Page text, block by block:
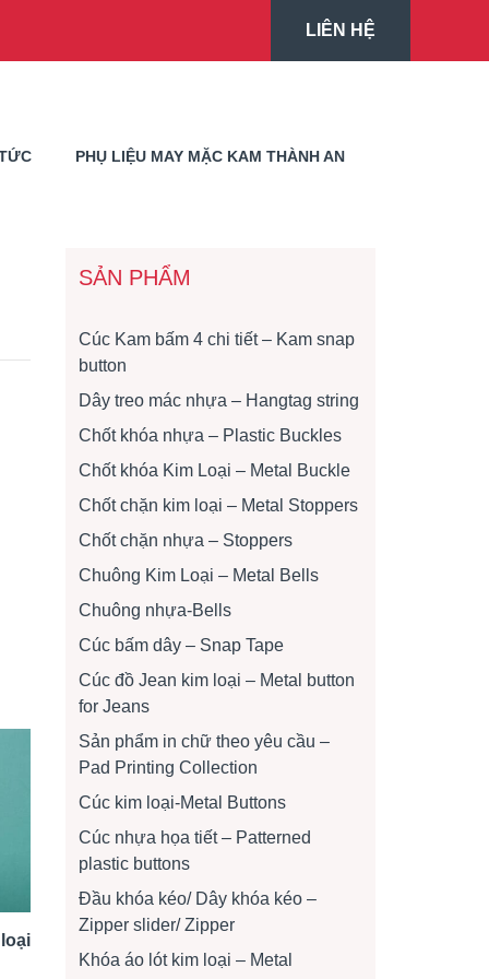
LIÊN HỆ
PHỤ LIỆU MAY MẶC KAM THÀNH AN
SẢN PHẨM
Cúc Kam bấm 4 chi tiết – Kam snap
button
Dây treo mác nhựa – Hangtag string
Chốt khóa nhựa – Plastic Buckles
Chốt khóa Kim Loại – Metal Buckle
Chốt chặn kim loại – Metal Stoppers
Chốt chặn nhựa – Stoppers
Chuông Kim Loại – Metal Bells
Chuông nhựa-Bells
Cúc bấm dây – Snap Tape
Cúc đồ Jean kim loại – Metal button
for Jeans
Sản phẩm in chữ theo yêu cầu –
Pad Printing Collection
Cúc kim loại-Metal Buttons
Cúc nhựa họa tiết – Patterned
plastic buttons
Đầu khóa kéo/ Dây khóa kéo –
Zipper slider/ Zipper
Khóa áo lót kim loại – Metal